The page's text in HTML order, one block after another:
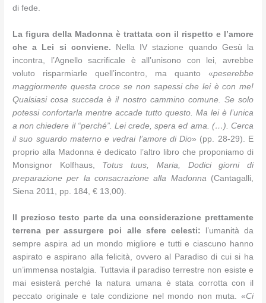
di fede.
La figura della Madonna è trattata con il rispetto e l’amore
che a Lei si conviene. Nella IV stazione quando Gesù la
incontra, l’Agnello sacrificale è all’unisono con lei, avrebbe
voluto risparmiarle quell’incontro, ma quanto «peserebbe
maggiormente questa croce se non sapessi che lei è con me!
Qualsiasi cosa succeda è il nostro cammino comune. Se solo
potessi confortarla mentre accade tutto questo. Ma lei è l’unica
a non chiedere il “perché”. Lei crede, spera ed ama. (…). Cerca
il suo sguardo materno e vedrai l’amore di Dio» (pp. 28-29). E
proprio alla Madonna è dedicato l’altro libro che proponiamo di
Monsignor Kolfhaus, Totus tuus, Maria, Dodici giorni di
preparazione per la consacrazione alla Madonna (Cantagalli,
Siena 2011, pp. 184, € 13,00).
Il prezioso testo parte da una considerazione prettamente
terrena per assurgere poi alle sfere celesti: l’umanità da
sempre aspira ad un mondo migliore e tutti e ciascuno hanno
aspirato e aspirano alla felicità, ovvero al Paradiso di cui si ha
un’immensa nostalgia. Tuttavia il paradiso terrestre non esiste e
mai esisterà perché la natura umana è stata corrotta con il
peccato originale e tale condizione nel mondo non muta. «Ci